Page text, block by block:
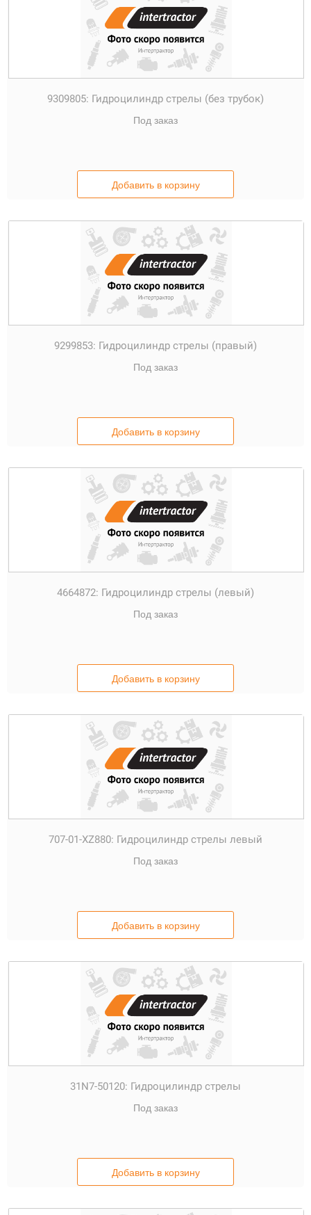
9309805: Гидроцилиндр стрелы (без трубок)
Под заказ
Добавить в корзину
9299853: Гидроцилиндр стрелы (правый)
Под заказ
Добавить в корзину
4664872: Гидроцилиндр стрелы (левый)
Под заказ
Добавить в корзину
707-01-XZ880: Гидроцилиндр стрелы левый
Под заказ
Добавить в корзину
31N7-50120: Гидроцилиндр стрелы
Под заказ
Добавить в корзину